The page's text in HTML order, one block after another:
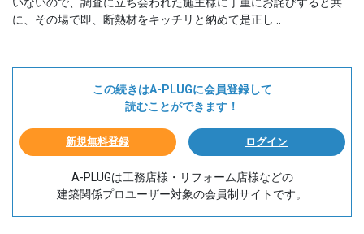
に、その場で即、断熱材をキッチリと納めて是正し ..
この続きはA-PLUGに会員登録して
読むことができます！
新規無料登録 ログイン
A-PLUGは工務店様・リフォーム店様などの
建築関係プロユーザー対象の会員制サイトです。